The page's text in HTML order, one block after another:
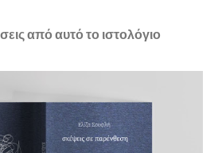
από αυτό το ιστολόγιο